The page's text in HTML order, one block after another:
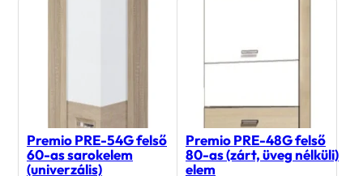
Premio PRE-54G felső
60-as sarokelem
(univerzális)
Premio konyha
Premio PRE-48G felső
80-as (zárt, üveg nélküli)
elem
Premio konyha